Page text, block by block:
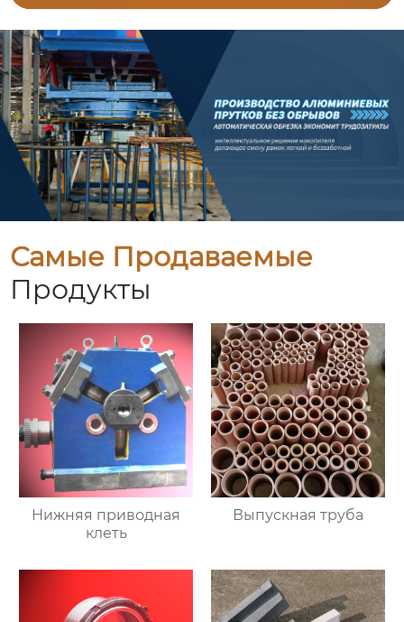
Самые Продаваемые
Продукты
Нижняя приводная
клеть
Выпускная труба